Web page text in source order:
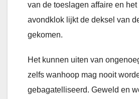
van de toeslagen affaire en
avondklok lijkt de deksel van
gekomen.
Het kunnen uiten van
zelfs wanhoop mag nooit
gebagatelliseerd. Geweld en